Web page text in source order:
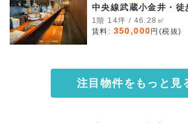
中央線武蔵小金井・徒
1階 14坪 / 46.28㎡
賃料: 350,000 円(税抜)
注目物件をもっと見